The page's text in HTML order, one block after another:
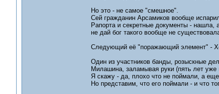
Но это - не самое "смешное".
Сей гражданин Арсамиков вообще
Рапорта и секретные документы - нашла,
не дай бог такого вообще не
Следующий её "поражающий элемент" -
Один из участников банды, розыскные
Милашина, заламывая руки (пять лет уже
Я скажу - да, плохо что не поймали, а
Но представим, что его поймали - и что